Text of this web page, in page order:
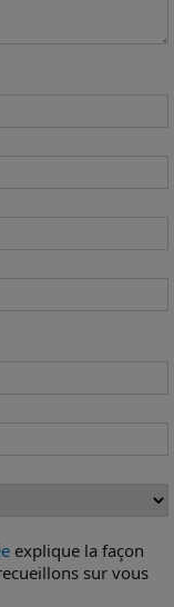
explique la façon
sur vous